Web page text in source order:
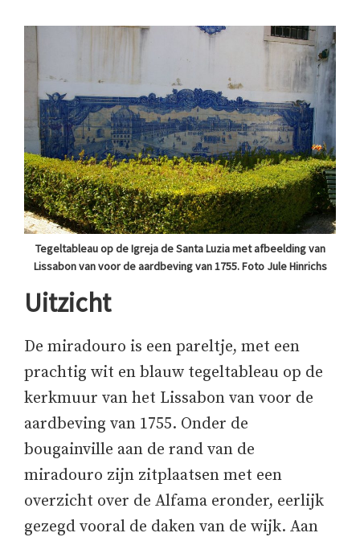
Tegeltableau op de Igreja de Santa Luzia met afbeelding van
Lissabon van voor de aardbeving van 1755. Foto Jule Hinrichs
Uitzicht
De miradouro is een pareltje, met een
prachtig wit en blauw tegeltableau op de
kerkmuur van het Lissabon van voor de
aardbeving van 1755. Onder de
bougainville aan de rand van de
miradouro zijn zitplaatsen met een
overzicht over de Alfama eronder, eerlijk
gezegd vooral de daken van de wijk. Aan